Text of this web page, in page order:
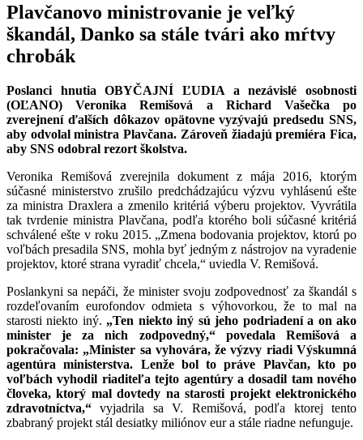
Plavčanovo ministrovanie je veľký
škandál, Danko sa stále tvári ako mŕtvy
chrobák
Poslanci hnutia OBYČAJNÍ ĽUDIA a nezávislé osobnosti
(OĽANO) Veronika Remišová a Richard Vašečka po
zverejnení ďalších dôkazov opätovne vyzývajú predsedu SNS,
aby odvolal ministra Plavčana. Zároveň žiadajú premiéra Fica,
aby SNS odobral rezort školstva.
Veronika Remišová zverejnila dokument z mája 2016, ktorým
súčasné ministerstvo zrušilo predchádzajúcu výzvu vyhlásenú ešte
za ministra Draxlera a zmenilo kritériá výberu projektov. Vyvrátila
tak tvrdenie ministra Plavčana, podľa ktorého boli súčasné kritériá
schválené ešte v roku 2015. „Zmena bodovania projektov, ktorú po
voľbách presadila SNS, mohla byť jedným z nástrojov na vyradenie
projektov, ktoré strana vyradiť chcela,“ uviedla V. Remišová.
Poslankyni sa nepáči, že minister svoju zodpovednosť za škandál s
rozdeľovaním eurofondov odmieta s výhovorkou, že to mal na
starosti niekto iný. „Ten niekto iný sú jeho podriadení a on ako
minister je za nich zodpovedný,“ povedala Remišová a
pokračovala: „Minister sa vyhovára, že výzvy riadi Výskumná
agentúra ministerstva. Lenže bol to práve Plavčan, kto po
voľbách vyhodil riaditeľa tejto agentúry a dosadil tam nového
človeka, ktorý mal dovtedy na starosti projekt elektronického
zdravotníctva,“ vyjadrila sa V. Remišová, podľa ktorej tento
zbabraný projekt stál desiatky miliónov eur a stále riadne nefunguje.